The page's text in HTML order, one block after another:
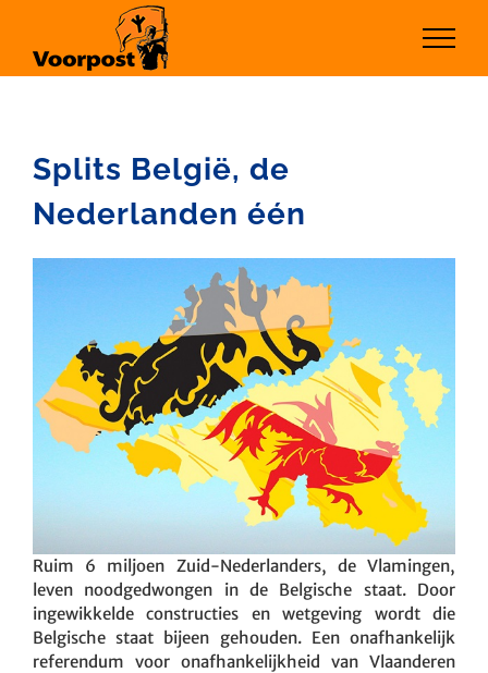
inhoud
Splits België, de
Nederlanden één
Ruim 6 miljoen Zuid-Nederlanders, de Vlamingen,
leven noodgedwongen in de Belgische staat. Door
ingewikkelde constructies en wetgeving wordt die
Belgische staat bijeen gehouden. Een onafhankelijk
referendum voor onafhankelijkheid van Vlaanderen